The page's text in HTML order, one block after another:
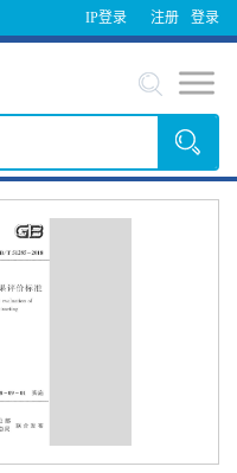
IP登录 登录
注册